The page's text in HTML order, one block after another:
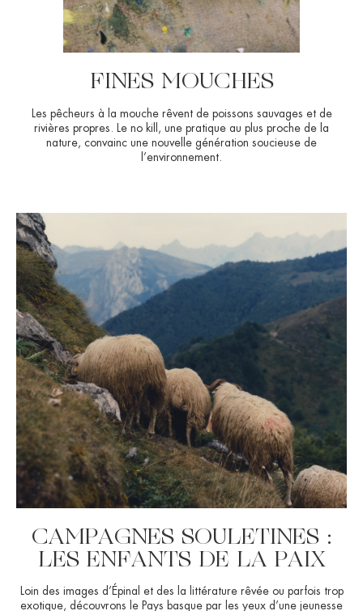
FINES MOUCHES
Les pêcheurs à la mouche rêvent de poissons sauvages et de
rivières propres. Le no kill, une pratique au plus proche de la
nature, convainc une nouvelle génération soucieuse de
l’environnement.
CAMPAGNES SOULETINES :
LES ENFANTS DE LA PAIX
Loin des images d’Épinal et des la littérature rêvée ou parfois trop
exotique, découvrons le Pays basque par les yeux d’une jeunesse